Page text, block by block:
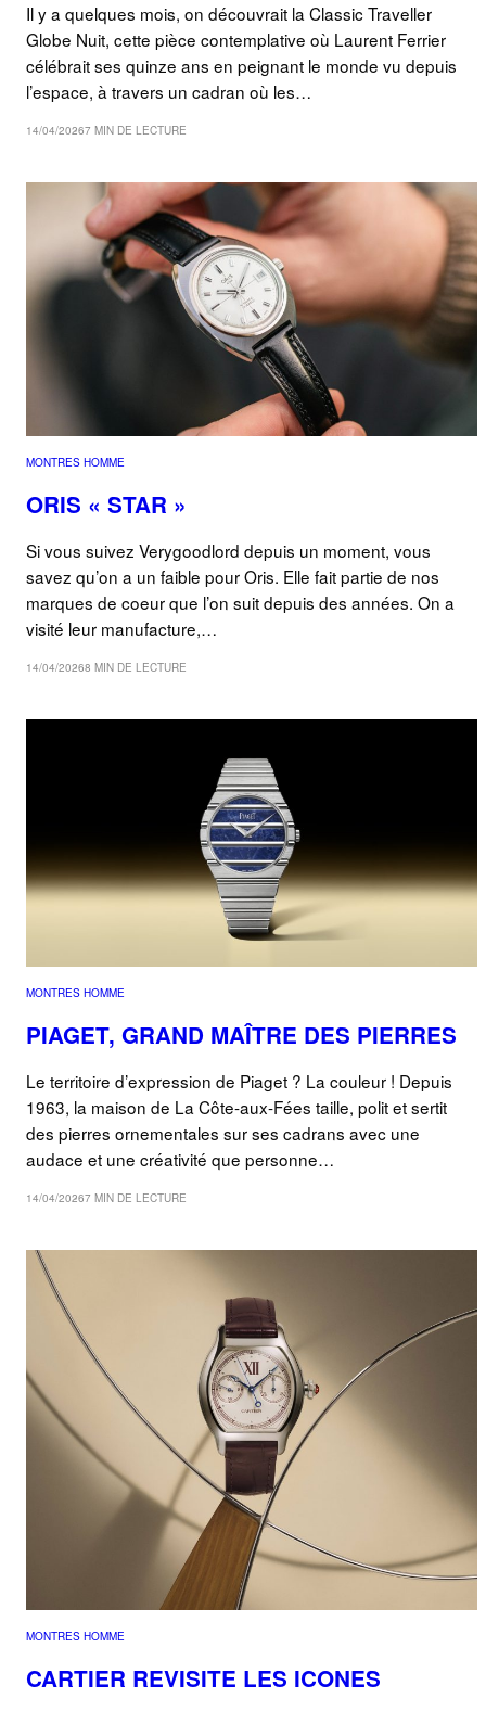
Il y a quelques mois, on découvrait la Classic Traveller
Globe Nuit, cette pièce contemplative où Laurent Ferrier
célébrait ses quinze ans en peignant le monde vu depuis
l’espace, à travers un cadran où les…
14/04/20267 MIN DE LECTURE
MONTRES HOMME
ORIS « STAR »
Si vous suivez Verygoodlord depuis un moment, vous
savez qu’on a un faible pour Oris. Elle fait partie de nos
marques de coeur que l’on suit depuis des années. On a
visité leur manufacture,…
14/04/20268 MIN DE LECTURE
MONTRES HOMME
PIAGET, GRAND MAÎTRE DES PIERRES
Le territoire d’expression de Piaget ? La couleur ! Depuis
1963, la maison de La Côte-aux-Fées taille, polit et sertit
des pierres ornementales sur ses cadrans avec une
audace et une créativité que personne…
14/04/20267 MIN DE LECTURE
MONTRES HOMME
CARTIER REVISITE LES ICONES